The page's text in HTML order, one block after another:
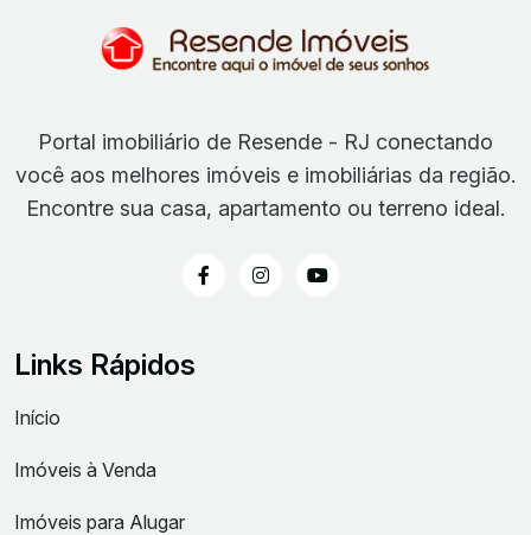
Portal imobiliário de Resende - RJ conectando
você aos melhores imóveis e imobiliárias da região.
Encontre sua casa, apartamento ou terreno ideal.
Links Rápidos
Início
Imóveis à Venda
Imóveis para Alugar